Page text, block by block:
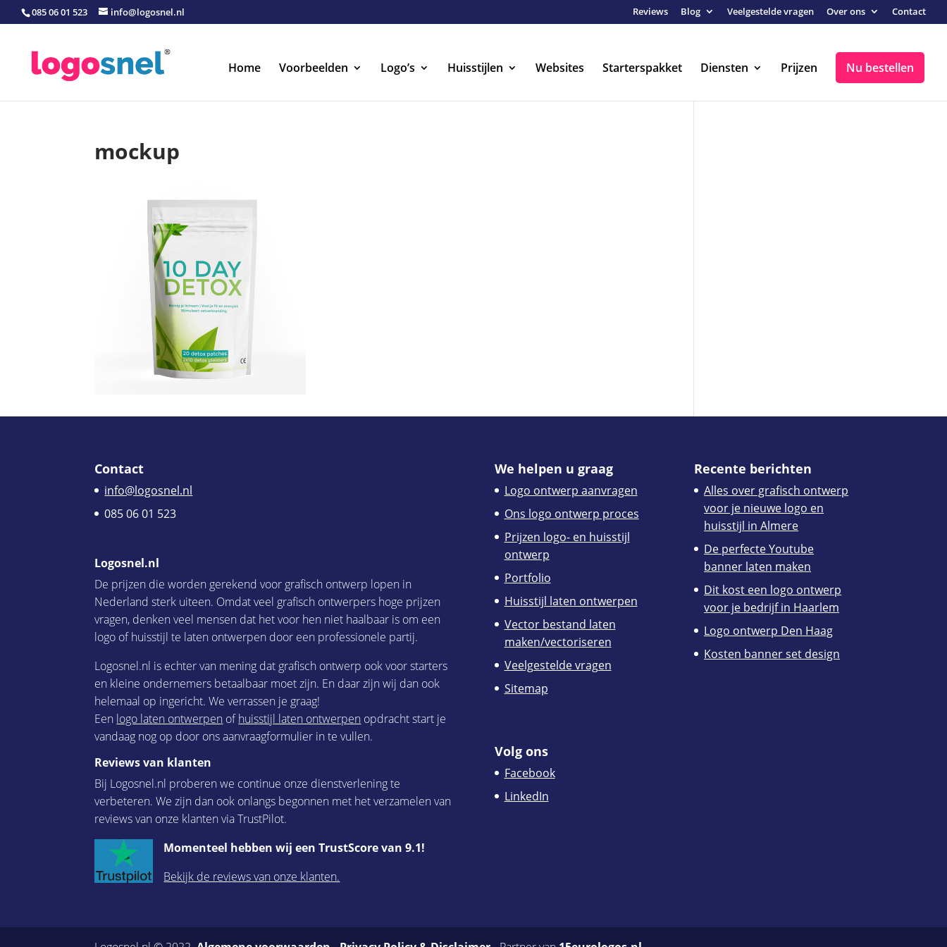
085 06 01 523 info@logosnel.nl Reviews Blog Veelgestelde vragen Over ons Contact
Home Voorbeelden Logo’s Huisstijlen Websites Starterspakket Diensten Prijzen Nu bestellen
mockup
Contact
info@logosnel.nl
085 06 01 523
Logosnel.nl
De prijzen die worden gerekend voor grafisch ontwerp lopen in
Nederland sterk uiteen. Omdat veel grafisch ontwerpers hoge prijzen
vragen, denken veel mensen dat het voor hen niet haalbaar is om een
logo of huisstijl te laten ontwerpen door een professionele partij.
Logosnel.nl is echter van mening dat grafisch ontwerp ook voor starters
en kleine ondernemers betaalbaar moet zijn. En daar zijn wij dan ook
helemaal op ingericht. We verrassen je graag!
Een logo laten ontwerpen ofhuisstijl laten ontwerpen opdracht start je
vandaag nog op door ons aanvraagformulier in te vullen.
Reviews van klanten
Bij Logosnel.nl proberen we continue onze dienstverlening te
verbeteren. We zijn dan ook onlangs begonnen met het verzamelen van
reviews van onze klanten via TrustPilot.
Momenteel hebben wij een TrustScore van 9.1!
Bekijk de reviews van onze klanten.
We helpen u graag
Logo ontwerp aanvragen
Ons logo ontwerp proces
Prijzen logo- en huisstijl
ontwerp
Portfolio
Huisstijl laten ontwerpen
Vector bestand laten
maken/vectoriseren
Veelgestelde vragen
Sitemap
Volg ons
Facebook
LinkedIn
Recente berichten
Alles over grafisch ontwerp
voor je nieuwe logo en
huisstijl in Almere
De perfecte Youtube
banner laten maken
Dit kost een logo ontwerp
voor je bedrijf in Haarlem
Logo ontwerp Den Haag
Kosten banner set design